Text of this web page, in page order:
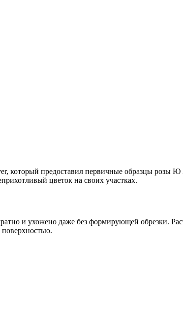
который предоставил первичные образцы розы
цветок на своих участках.
и ухожено даже без формирующей обрезки.